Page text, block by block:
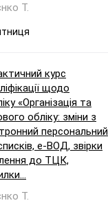
Т.
курс
щодо
«Організація та
обліку: зміни з
персональний
е-ВОД, звірки
до ТЦК,
Т.